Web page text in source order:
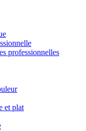
professionnelles
et plat